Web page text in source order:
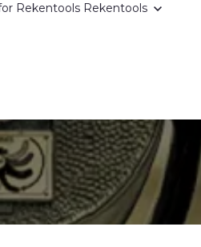
Rekentools Rekentools